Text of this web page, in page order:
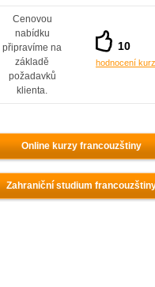
Cenovou
nabídku
připravíme na
základě
požadavků
klienta.
10
hodnocení
Online kurzy francouzštiny
Zahraniční studium